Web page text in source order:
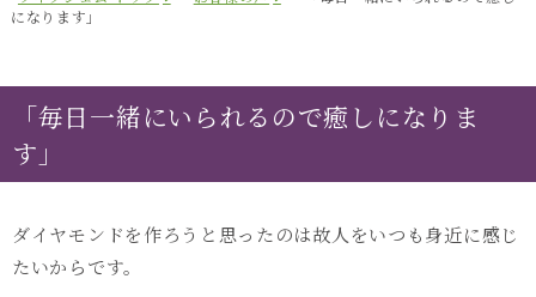
になります」
「毎日一緒にいられるので癒しになりま
す」
ダイヤモンドを作ろうと思ったのは故人をいつも身近に感じ
たいからです。